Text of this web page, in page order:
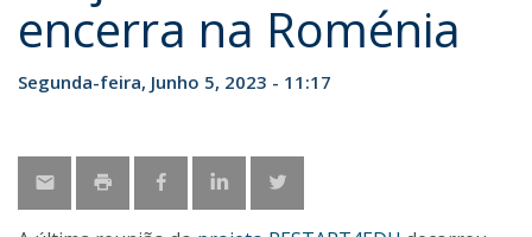
encerra na Roménia
Segunda-feira, Junho 5, 2023 - 11:17